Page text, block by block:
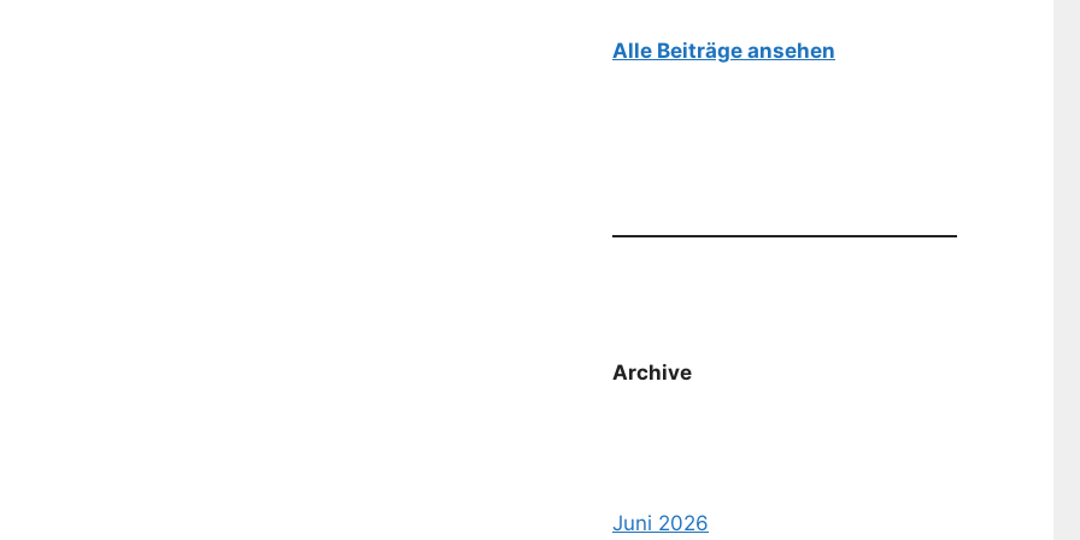
Alle Beiträge ansehen
Archive
Juni 2026